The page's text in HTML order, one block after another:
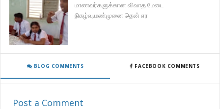
மாணவர்களுக்கான விவாத மேடை
நிகழ்வு.மண்முனை தென் எர
BLOG COMMENTS FACEBOOK COMMENTS
Post a Comment